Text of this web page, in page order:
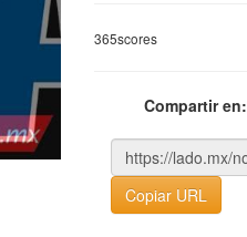
365scores
Compartir en:
Copiar URL